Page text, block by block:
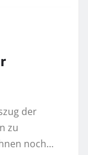
der
zu
noch…